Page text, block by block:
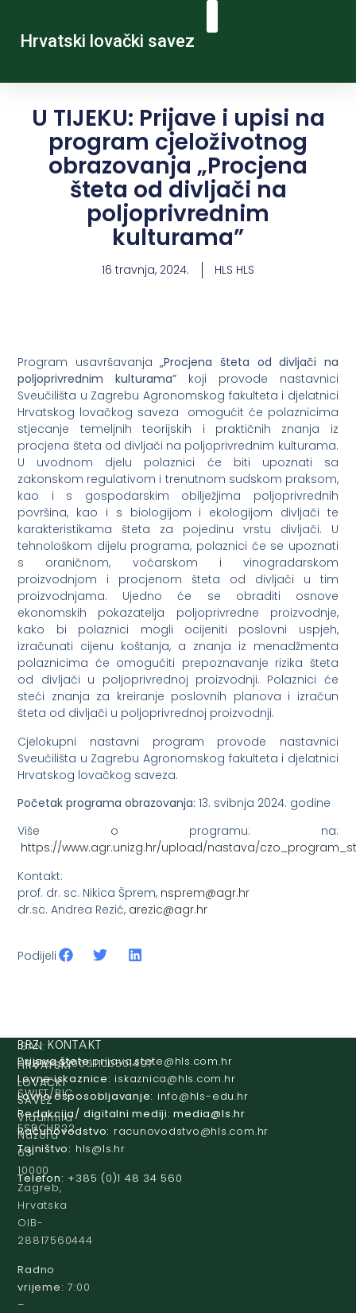
Hrvatski lovački savez
U TIJEKU: Prijave i upisi na
program cjeloživotnog
obrazovanja „Procjena
šteta od divljači na
poljoprivrednim
kulturama”
16 travnja, 2024. HLS HLS
Program usavršavanja„Procjena šteta od divljači na
poljoprivrednim kulturama” koji provode nastavnici
Sveučilišta u Zagrebu Agronomskog fakulteta i djelatnici
Hrvatskog lovačkog saveza
omogućit će polaznicima
stjecanje temeljnih teorijskih i praktičnih znanja iz
procjena šteta od divljači na poljoprivrednim kulturama.
U uvodnom djelu polaznici će biti upoznati sa
zakonskom regulativom i trenutnom sudskom praksom,
kao i s gospodarskim obilježjima poljoprivrednih
površina, kao i s biologijom i ekologijom divljači te
karakteristikama šteta za pojedinu vrstu divljači. U
tehnološkom dijelu programa, polaznici će se upoznati
s oraničnom, voćarskom i vinogradarskom
proizvodnjom i procjenom šteta od divljači u tim
proizvodnjama. Ujedno će se obraditi osnove
ekonomskih pokazatelja poljoprivredne proizvodnje,
kako bi polaznici mogli ocijeniti poslovni uspjeh,
izračunati cijenu koštanja, a znanja iz menadžmenta
polaznicima će omogućiti prepoznavanje rizika šteta
od divljači u poljoprivrednoj proizvodnji. Polaznici će
steći znanja za kreiranje poslovnih planova i izračun
šteta od divljači u poljoprivrednoj proizvodnji.
Cjelokupni nastavni program provode nastavnici
Sveučilišta u Zagrebu Agronomskog fakulteta i djelatnici
Hrvatskog lovačkog saveza.
Početak programa obrazovanja:13. svibnja 2024. godine
Više o programu: na:
https://www.agr.unizg.hr/upload/nastava/
Kontakt:
prof. dr. sc. Nikica Šprem,
rh.rga
@merpsn
dr.sc. Andrea Rezić,
rh.rga
@cizera
Podijeli
HRVATSKI
LOVAČKI
SAVEZ
Vladimira
Nazora
63
10000
Zagreb,
Hrvatska
OIB-
28817560444
Radno
vrijeme: 7:00
–
IBAN:
HR8124020061100501497
SWIFT/BIC
:
ESBCHR22
BRZI KONTAKT
Prijava štete: rh.moc.slh
@etets.avajirp
Lovne iskaznice:
rh.moc.slh
@acinzaksi
Lovno osposobljavanje:
rh.ude-slh
@ofni
Redakcija/ digitalni mediji:
rh.sl
@aidem
Računovodstvo:
rh.moc.slh
@ovtsdovonucar
Tajništvo:
rh.sl
@slh
Telefon: +385 (0)1 48 34 560